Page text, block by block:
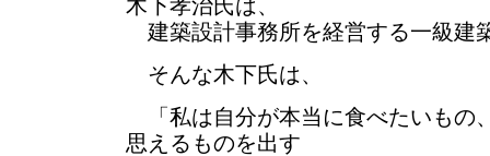
木下孝治氏は、
建築設計事務所を経営する一級建
そんな木下氏は、
「私は自分が本当に食べたいもの
思えるものを出す